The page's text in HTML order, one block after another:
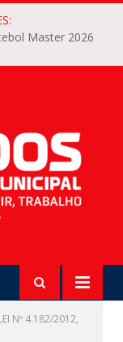
Master 2026
Nº 4.182/2012,